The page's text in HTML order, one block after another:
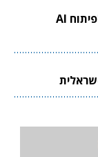
Limitless Labs גייסה 20 מיליון דולר לפיתוח AI